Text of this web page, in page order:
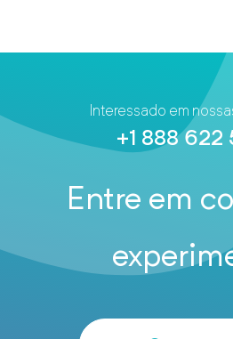
Interessado em
+1 888 622
Entre em